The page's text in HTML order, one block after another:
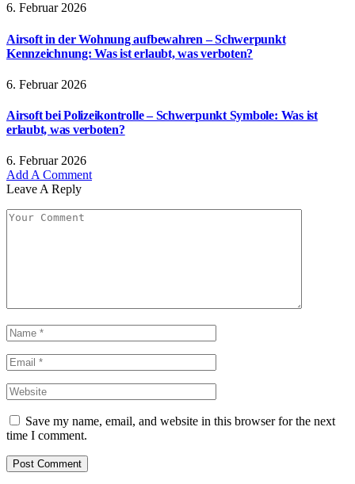
6. Februar 2026
Airsoft in der Wohnung aufbewahren – Schwerpunkt
Kennzeichnung: Was ist erlaubt, was verboten?
6. Februar 2026
Airsoft bei Polizeikontrolle – Schwerpunkt Symbole: Was ist
erlaubt, was verboten?
6. Februar 2026
Add A Comment
Leave A Reply
Save my name, email, and website in this browser for the next
time I comment.